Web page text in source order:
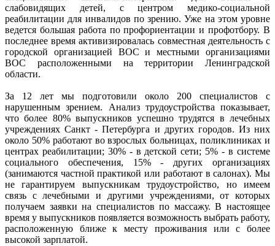
слабовидящих детей, с центром медико-социальной
реабилитации для инвалидов по зрению. Уже на этом уровне
ведется большая работа по профориентации и профотбору. В
последнее время активизировалась совместная деятельность с
городской организацией ВОС и местными организациями
ВОС расположенными на территории Ленинградской
области.
За 12 лет мы подготовили около 200 специалистов с
нарушенным зрением. Анализ трудоустройства показывает,
что более 80% выпускников успешно трудятся в лечебных
учреждениях Санкт - Петербурга и других городов. Из них
около 50% работают во взрослых больницах, поликлиниках и
центрах реабилитации; 30% - в детской сети; 5% - в системе
социального обеспечения, 15% - других организациях
(занимаются частной практикой или работают в салонах). Мы
не гарантируем выпускникам трудоустройство, но имеем
связь с лечебными и другими учреждениями, от которых
получаем заявки на специалистов по массажу. В настоящее
время у выпускников появляется возможность выбрать работу,
расположенную ближе к месту проживания или с более
высокой зарплатой.